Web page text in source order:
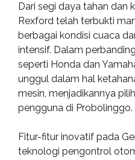
Dari segi daya tahan dan
Rexford telah terbukti
berbagai kondisi cuaca
intensif. Dalam
seperti Honda dan
unggul dalam hal
mesin, menjadikannya
pengguna di Probolinggo.
Fitur-fitur inovatif pada
teknologi pengontrol